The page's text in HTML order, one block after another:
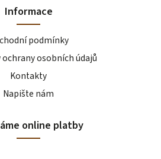
Informace
podmínky
osobních údajů
Kontakty
Napište nám
online platby